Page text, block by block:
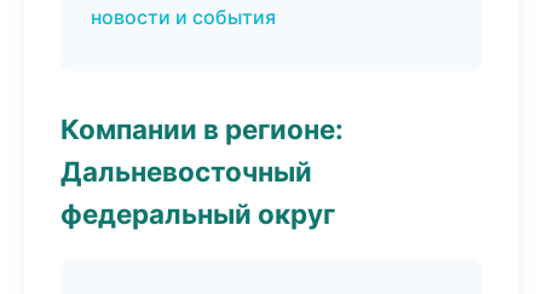
новости и события
Компании в регионе:
Дальневосточный
федеральный округ